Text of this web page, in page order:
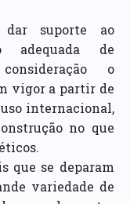
dar suporte ao
adequada de
o
vigor a partir de
internacional,
no que
que se deparam
variedade de